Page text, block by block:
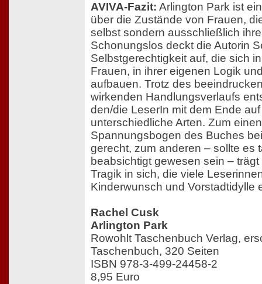
AVIVA-Fazit: Arlington Park ist
über die Zustände von Frauen,
selbst sondern ausschließlich
Schonungslos deckt die Autorin
Selbstgerechtigkeit auf, die sich
Frauen, in ihrer eigenen Logik
aufbauen. Trotz des
wirkenden Handlungsverlaufs
den/die LeserIn mit dem Ende
unterschiedliche Arten. Zum
Spannungsbogen des Buches
gerecht, zum anderen – sollte es
beabsichtigt gewesen sein –
Tragik in sich, die viele
Kinderwunsch und Vorstadtidylle
Rachel Cusk
Arlington Park
Rowohlt Taschenbuch Verlag,
Taschenbuch, 320 Seiten
ISBN 978-3-499-24458-2
8,95 Euro